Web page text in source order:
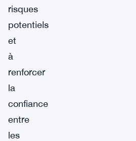
risques
potentiels
et
à
renforcer
la
confiance
entre
les